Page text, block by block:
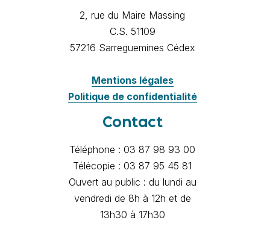
2, rue du Maire Massing
C.S. 51109
57216 Sarreguemines Cédex
Mentions légales
Politique de confidentialité
Contact
Téléphone : 03 87 98 93 00
Télécopie : 03 87 95 45 81
Ouvert au public : du lundi au
vendredi de 8h à 12h et de
13h30 à 17h30